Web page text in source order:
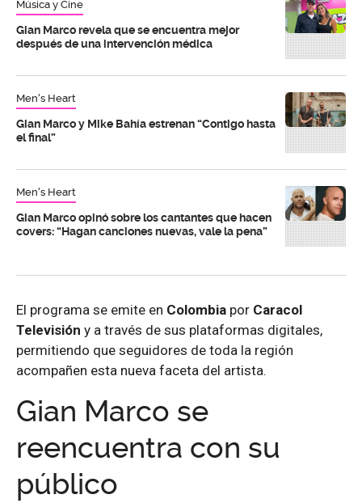
Música y Cine
Gian Marco revela que se encuentra mejor
después de una intervención médica
Men's Heart
Gian Marco y Mike Bahía estrenan “Contigo hasta
el final”
Men's Heart
Gian Marco opinó sobre los cantantes que hacen
covers: “Hagan canciones nuevas, vale la pena”
El programa se emite en Colombia por Caracol
Televisión y a través de sus plataformas digitales,
permitiendo que seguidores de toda la región
acompañen esta nueva faceta del artista.
Gian Marco se
reencuentra con su
público